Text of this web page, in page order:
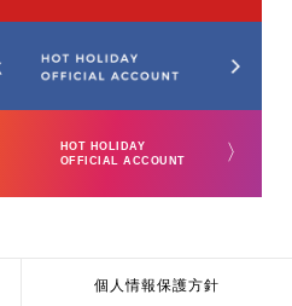
HOT HOLIDAY
OFFICIAL ACCOUNT
〉
個人情報保護方針